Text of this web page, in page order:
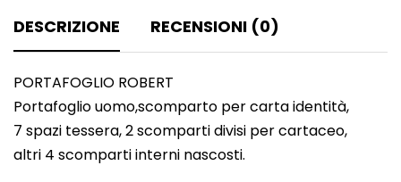
DESCRIZIONE RECENSIONI (0)
PORTAFOGLIO ROBERT
Portafoglio uomo,scomparto per carta identità,
7 spazi tessera, 2 scomparti divisi per cartaceo,
altri 4 scomparti interni nascosti.